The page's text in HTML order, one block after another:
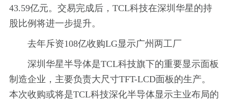
43.59亿元。交易完成后，TCL科技在深圳华星的持
股比例将进一步提升。
去年斥资108亿收购LG显示广州两工厂
深圳华星半导体是TCL科技旗下的重要显示面板
制造企业，主要负责大尺寸TFT-LCD面板的生产。
本次收购或将是TCL科技深化半导体显示主业布局的